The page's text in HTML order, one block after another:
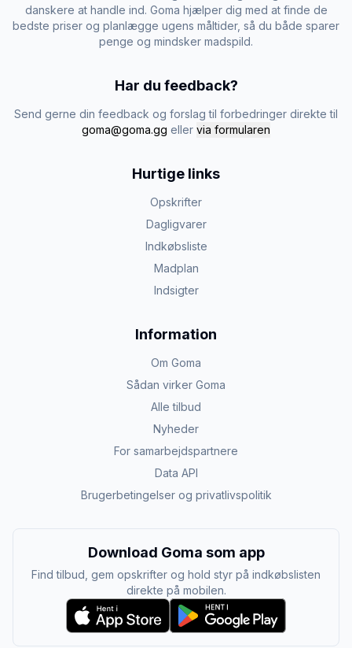
danskere at handle ind. Goma hjælper dig med at finde de
bedste priser og planlægge ugens måltider, så du både sparer
penge og mindsker madspild.
Har du feedback?
Send gerne din feedback og forslag til forbedringer direkte til
goma@goma.gg eller via formularen
Hurtige links
Opskrifter
Dagligvarer
Indkøbsliste
Madplan
Indsigter
Information
Om Goma
Sådan virker Goma
Alle tilbud
Nyheder
For samarbejdspartnere
Data API
Brugerbetingelser og privatlivspolitik
Download Goma som app
Find tilbud, gem opskrifter og hold styr på indkøbslisten
direkte på mobilen.